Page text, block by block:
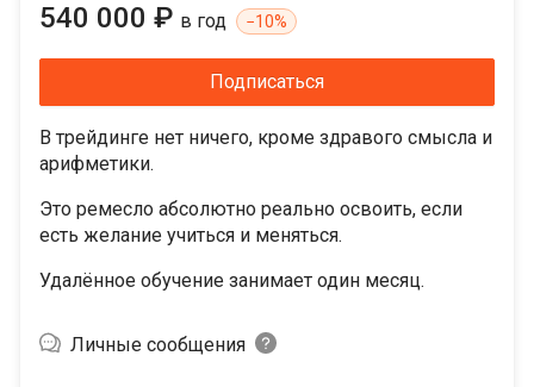
540 000 ₽ в год −10%
Подписаться
В трейдинге нет ничего, кроме здравого смысла и
арифметики.
Это ремесло абсолютно реально освоить, если
есть желание учиться и меняться.
Удалённое обучение занимает один месяц.
Личные сообщения